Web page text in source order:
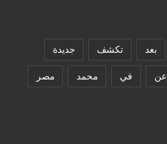
بعد تكشف جديدة
عن في محمد مصر